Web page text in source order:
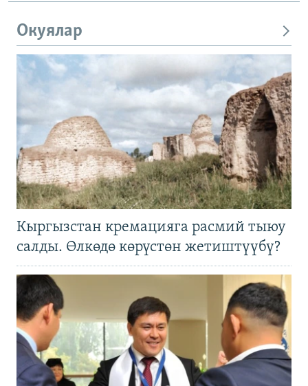
Окуялар
Кыргызстан кремацияга расмий тыюу
салды. Өлкөдө көрүстөн жетиштүүбү?